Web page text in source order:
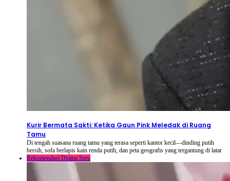
Kurir Bermata Sakti: Ketika Gaun Pink Meledak di Ruang
Tamu
Di tengah suasana ruang tamu yang terasa seperti kantor kecil—dinding putih
bersih, sofa berlapis kain renda putih, dan peta geografis yang tergantung di latar
Rekomendasi Drama Seru